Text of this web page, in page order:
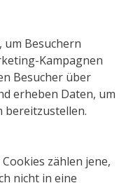
um Besuchern
Kampagnen
Besucher über
erheben Daten, um
bereitzustellen.
zählen jene,
nicht in eine